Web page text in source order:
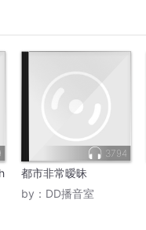
3794
都市非常暧昧
by： DD播音室